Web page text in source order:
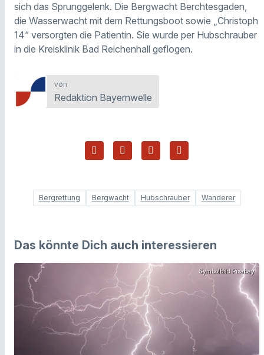
sich das Sprunggelenk. Die Bergwacht Berchtesgaden,
die Wasserwacht mit dem Rettungsboot sowie „Christoph
14“ versorgten die Patientin. Sie wurde per Hubschrauber
in die Kreisklinik Bad Reichenhall geflogen.
von
Redaktion Bayernwelle
Bergrettung Bergwacht Hubschrauber Wanderer
Das könnte Dich auch interessieren
Symbolbild Pixabay